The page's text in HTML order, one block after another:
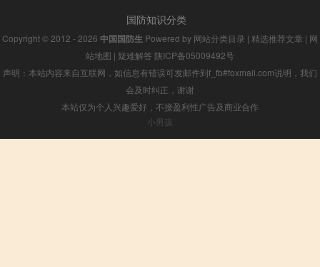
国防知识分类
Copyright © 2012 - 2026 中国国防生 Powered by 网站分类目录 | 精选推荐文章 | 网
站地图 | 疑难解答 陕ICP备05009492号
声明：本站内容来自互联网，如信息有错误可发邮件到f_fb#foxmail.com说明，我们
会及时纠正，谢谢
本站仅为个人兴趣爱好，不接盈利性广告及商业合作
小男孩